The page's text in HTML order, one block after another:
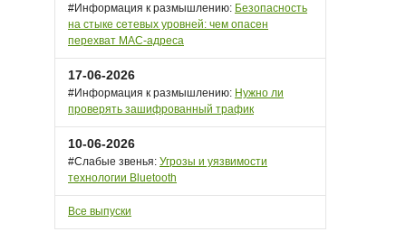
#Информация к размышлению: Безопасность
на стыке сетевых уровней: чем опасен
перехват MAC-адреса
17-06-2026
#Информация к размышлению: Нужно ли
проверять зашифрованный трафик
10-06-2026
#Слабые звенья: Угрозы и уязвимости
технологии Bluetooth
Все выпуски